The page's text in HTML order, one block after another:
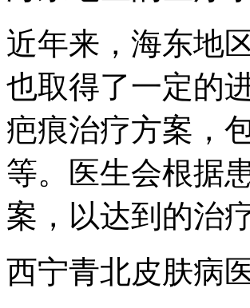
近年来，海东地
也取得了一定的
疤痕治疗方案，
等。医生会根据
案，以达到的治
西宁青北皮肤病